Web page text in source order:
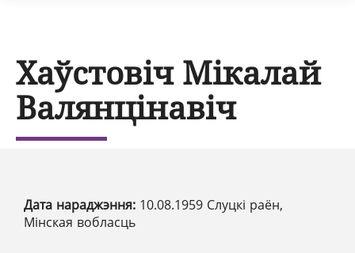
Хаўстовіч Мікалай
Валянцінавіч
Дата нараджэння: 10.08.1959 Слуцкі раён,
Мінская вобласць